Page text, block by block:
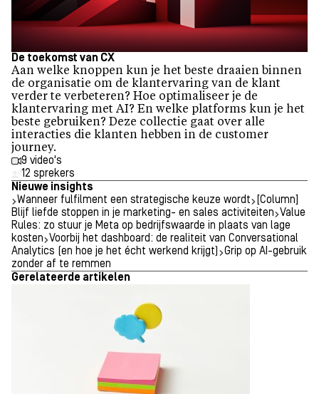
De toekomst van CX
Aan welke knoppen kun je het beste draaien binnen
de organisatie om de klantervaring van de klant
verder te verbeteren? Hoe optimaliseer je de
klantervaring met AI? En welke platforms kun je het
beste gebruiken? Deze collectie gaat over alle
interacties die klanten hebben in de customer
journey.
9 video's
12 sprekers
Nieuwe insights
Wanneer fulfilment een strategische keuze wordt
[Column]
Blijf liefde stoppen in je marketing- en sales activiteiten
Value
Rules: zo stuur je Meta op bedrijfswaarde in plaats van lage
kosten
Voorbij het dashboard: de realiteit van Conversational
Analytics (en hoe je het écht werkend krijgt)
Grip op AI-gebruik
zonder af te remmen
Gerelateerde artikelen